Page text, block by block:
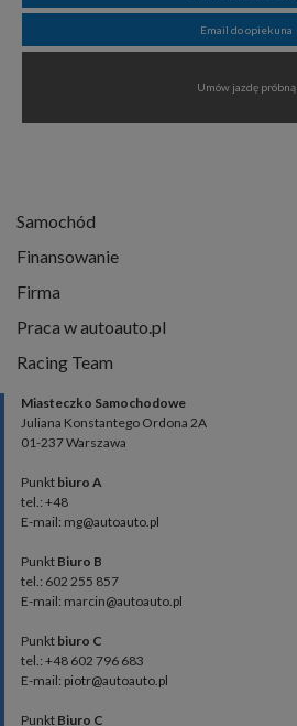
Email do opiekuna
Umów jazdę próbną
Samochód
Finansowanie
Firma
Praca w autoauto.pl
Racing Team
Miasteczko Samochodowe
Juliana Konstantego Ordona 2A
01-237 Warszawa
Punkt biuro A
tel.: +48
E-mail: mg@autoauto.pl
Punkt Biuro B
tel.: 602 255 857
E-mail: marcin@autoauto.pl
Punkt biuro C
tel.: +48 602 796 683
E-mail: piotr@autoauto.pl
Punkt Biuro C